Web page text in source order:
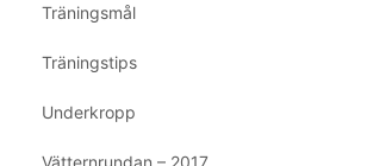
Träningsmål
Träningstips
Underkropp
Vätternrundan – 2017